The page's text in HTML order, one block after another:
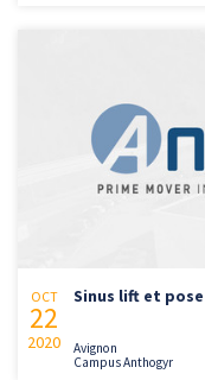
OCT
22
2020
Sinus lift et
Avignon
Campus Anthogyr